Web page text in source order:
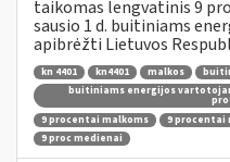
taikomas lengvatinis 9
sausio 1 d. buitiniams
apibrėžti Lietuvos
kn 4401 kn4401 malkos
buitiniams energijos
9 procentai malkoms
9 procentai
9 proc medienai